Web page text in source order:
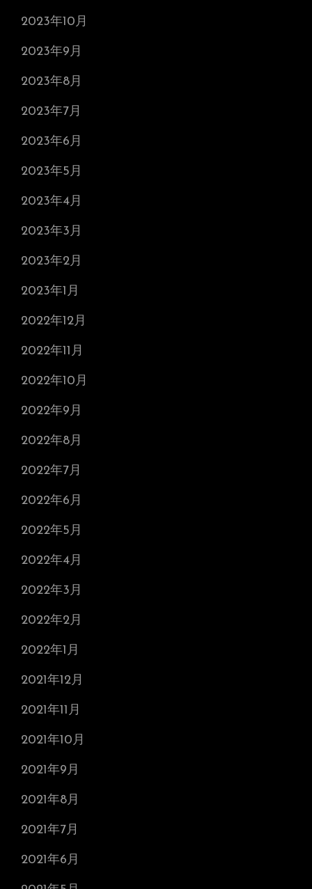
2023年10月
2023年9月
2023年8月
2023年7月
2023年6月
2023年5月
2023年4月
2023年3月
2023年2月
2023年1月
2022年12月
2022年11月
2022年10月
2022年9月
2022年8月
2022年7月
2022年6月
2022年5月
2022年4月
2022年3月
2022年2月
2022年1月
2021年12月
2021年11月
2021年10月
2021年9月
2021年8月
2021年7月
2021年6月